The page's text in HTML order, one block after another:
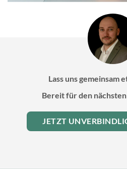
Lass uns gemeinsam
Bereit für den
JETZT